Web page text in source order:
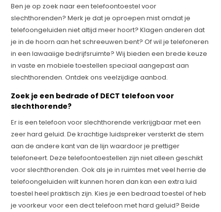
Ben je op zoek naar een telefoontoestel voor
slechthorenden? Merk je dat je oproepen mist omdat je
telefoongeluiden niet altijd meer hoort? Klagen anderen dat
je in de hoorn aan het schreeuwen bent? Of wil je telefoneren
in een lawaaiige bedrijfsruimte? Wij bieden een brede keuze
in vaste en mobiele toestellen speciaal aangepast aan
slechthorenden. Ontdek ons veelzijdige aanbod.
Zoek je een bedrade of DECT telefoon voor
slechthorende?
Er is een telefoon voor slechthorende verkrijgbaar met een
zeer hard geluid. De krachtige luidspreker versterkt de stem
aan de andere kant van de lijn waardoor je prettiger
telefoneert. Deze telefoontoestellen zijn niet alleen geschikt
voor slechthorenden. Ook als je in ruimtes met veel herrie de
telefoongeluiden wilt kunnen horen dan kan een extra luid
toestel heel praktisch zijn. Kies je een bedraad toestel of heb
je voorkeur voor een dect telefoon met hard geluid? Beide